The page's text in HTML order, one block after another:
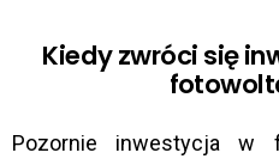
Kiedy zwróci się
Pozornie inwestycja w